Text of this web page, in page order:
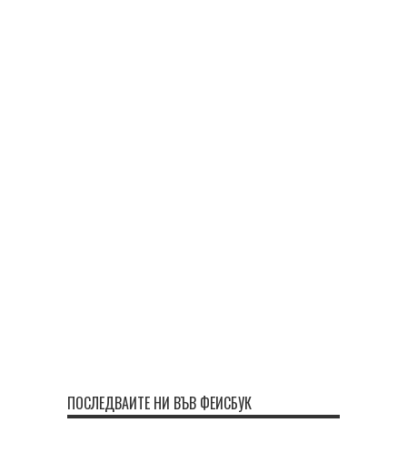
ПОСЛЕДВАЙТЕ НИ ВЪВ ФЕЙСБУК